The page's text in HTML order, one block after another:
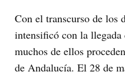
Con el transcurso de los
intensificó con la
muchos de ellos
de Andalucía. El 28 de